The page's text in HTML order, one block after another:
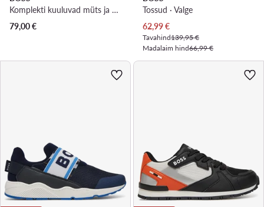
Komplekti kuuluvad müts ja sokid · Roosa
79,00€
Tossud · Valge
Praegune hind
62,99€
Tavahind139,95 €
Madalaim hind66,99 €